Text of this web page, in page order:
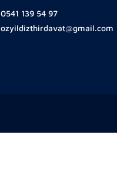
0541 139 54 97
ozyildizthirdavat@gmail.com